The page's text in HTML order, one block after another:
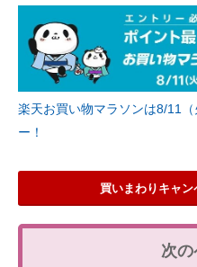
楽天お買い物マラソンは8/11
ー！
買いまわりキャ